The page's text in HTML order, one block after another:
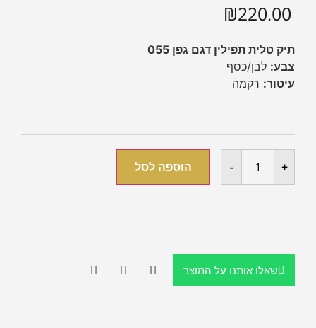
₪220.00
תיק טלית תפילין דגם גפן 055
צבע: לבן/כסף
עיטור: רקמה
- + הוספה לסל
שאלו אותנו על המוצר